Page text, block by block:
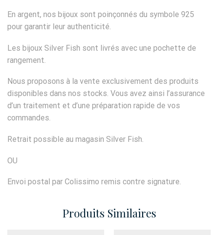
En argent, nos bijoux sont poinçonnés du symbole 925
pour garantir leur authenticité.
Les bijoux Silver Fish sont livrés avec une pochette de
rangement.
Nous proposons à la vente exclusivement des produits
disponibles dans nos stocks. Vous avez ainsi l’assurance
d’un traitement et d’une préparation rapide de vos
commandes.
Retrait possible au magasin Silver Fish.
OU
Envoi postal par Colissimo remis contre signature.
Produits Similaires